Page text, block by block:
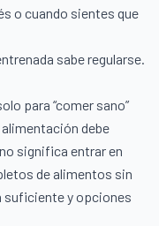
o cuando sientes que
sabe regularse.
para “comer sano”
debe
significa entrar en
de alimentos sin
suficiente y opciones